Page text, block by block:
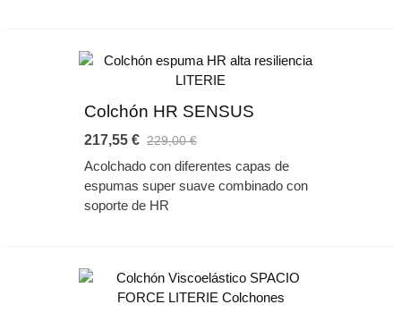
son transpirables, lo que ayuda a mantener a los durmientes
frescos en los meses de más calor, sin olvidar sus cualidades
higiénicas que ayudan a reducir las infestaciones de ácaros del
Colchón HR SENSUS
217,55 € 229,00 €
Acolchado con diferentes capas de
espumas super suave combinado con
soporte de HR